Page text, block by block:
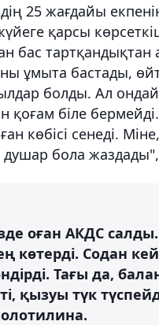
25 жағдайы
қарсы
бас тартқандықтан
ұмыта бастады,
болды. Ал
біле бермейді.
көбісі сенеді.
бола жаздады",
оған АКДС салды.
көтерді. Содан
Тағы да,
қызуы түк